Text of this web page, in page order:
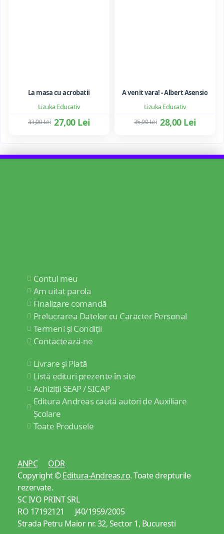
Lizuka Educativ
La masa cu acrobatii
27,00 Lei
33,00 Lei
Lizuka Educativ
A venit vara! - Albert Asensio
28,00 Lei
35,00 Lei
Contul meu
Am uitat parola
Finalizare comandă
Prelucrarea Datelor cu Caracter Personal
Termeni și Condiții
Contactează-ne
Livrare și Plată
Listă edituri prezente în site
Achiziții SEAP / SICAP
Editura Andreas caută autori de Auxiliare
Școlare
Toate Produsele
ANPC
ODR
Copyright ©Editura-Andreas.ro. Toate drepturile
rezervate.
SC IVO PRINT SRL
RO 17192121 J40/1959/2005
Strada Petru Maior nr. 32, Sector 1, Bucuresti